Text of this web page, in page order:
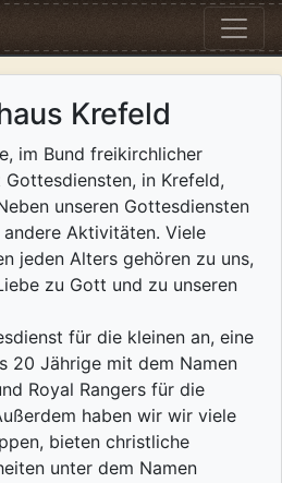
Krefeld
im Bund freikirchlicher
in Krefeld,
unseren Gottesdiensten
Aktivitäten. Viele
jeden Alters gehören zu uns,
zu Gott und zu unseren
für die kleinen an, eine
20 Jährige mit dem Namen
Royal Rangers für die
haben wir wir viele
bieten christliche
unter dem Namen